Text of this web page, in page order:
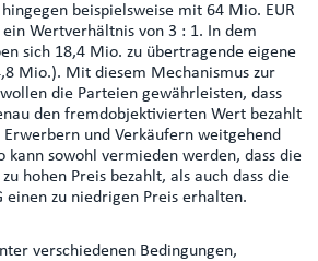
beispielsweise mit 64 Mio. EUR
Wertverhältnis von 3 : 1. In dem
sich 18,4 Mio. zu übertragende eigene
Mio.). Mit diesem Mechanismus zur
die Parteien gewährleisten, dass
den fremdobjektivierten Wert bezahlt
Erwerbern und Verkäufern weitgehend
kann sowohl vermieden werden, dass die
hohen Preis bezahlt, als auch dass die
einen zu niedrigen Preis erhalten.
verschiedenen Bedingungen,